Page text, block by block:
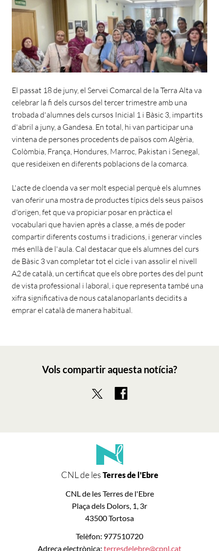
El passat 18 de juny, el Servei Comarcal de la Terra Alta va
celebrar la fi dels cursos del tercer trimestre amb una
trobada d'alumnes dels cursos Inicial 1 i Bàsic 3, impartits
d'abril a juny, a Gandesa. En total, hi van participar una
vintena de persones procedents de països com Algèria,
Colòmbia, França, Hondures, Marroc, Pakistan i Senegal,
que resideixen en diferents poblacions de la comarca.
L'acte de cloenda va ser molt especial perquè els alumnes
van oferir una mostra de productes típics dels seus països
d'origen, fet que va propiciar posar en pràctica el
vocabulari que havien après a classe, a més de poder
compartir diferents costums i tradicions, i generar vincles
més enllà de l'aula. Cal destacar que els alumnes del curs
de Bàsic 3 van completar tot el cicle i van assolir el nivell
A2 de català, un certificat que els obre portes des del punt
de vista professional i laboral, i que representa també una
xifra significativa de nous catalanoparlants decidits a
emprar el català de manera habitual.
Vols compartir aquesta notícia?
CNL de les Terres de l'Ebre
CNL de les Terres de l'Ebre
Plaça dels Dolors, 1, 3r
43500 Tortosa
Telèfon: 977510720
Adreça electrònica: terresdelebre@cpnl.cat